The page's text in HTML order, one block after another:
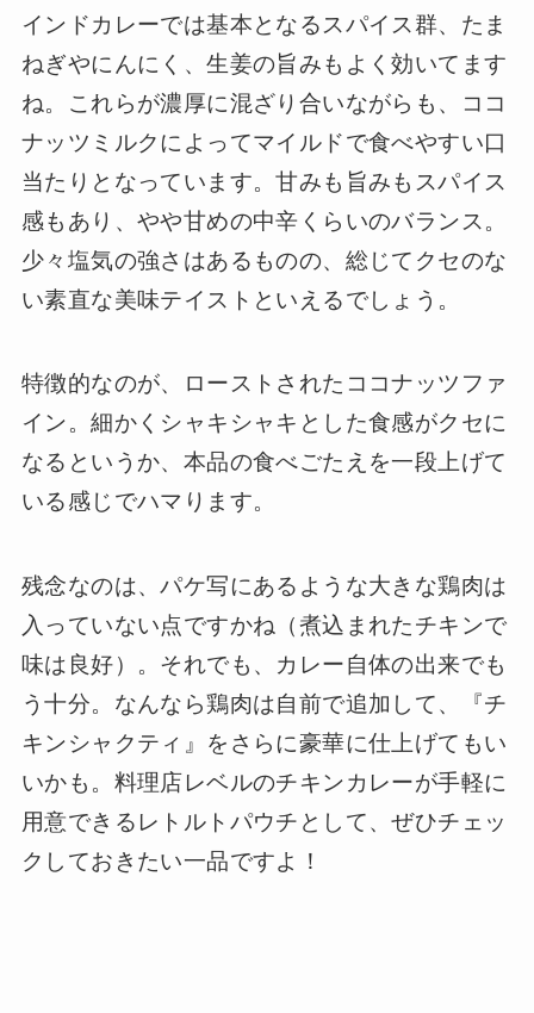
インドカレーでは基本となるスパイス群、たま
ねぎやにんにく、生姜の旨みもよく効いてます
ね。これらが濃厚に混ざり合いながらも、ココ
ナッツミルクによってマイルドで食べやすい口
当たりとなっています。甘みも旨みもスパイス
感もあり、やや甘めの中辛くらいのバランス。
少々塩気の強さはあるものの、総じてクセのな
い素直な美味テイストといえるでしょう。
特徴的なのが、ローストされたココナッツファ
イン。細かくシャキシャキとした食感がクセに
なるというか、本品の食べごたえを一段上げて
いる感じでハマります。
残念なのは、パケ写にあるような大きな鶏肉は
入っていない点ですかね（煮込まれたチキンで
味は良好）。それでも、カレー自体の出来でも
う十分。なんなら鶏肉は自前で追加して、『チ
キンシャクティ』をさらに豪華に仕上げてもい
いかも。料理店レベルのチキンカレーが手軽に
用意できるレトルトパウチとして、ぜひチェッ
クしておきたい一品ですよ！